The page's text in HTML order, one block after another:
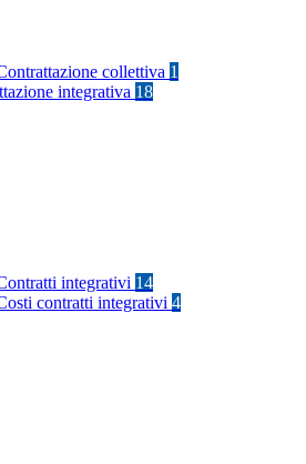
collettiva 1
integrativa 18
integrativi 14
contratti integrativi 4